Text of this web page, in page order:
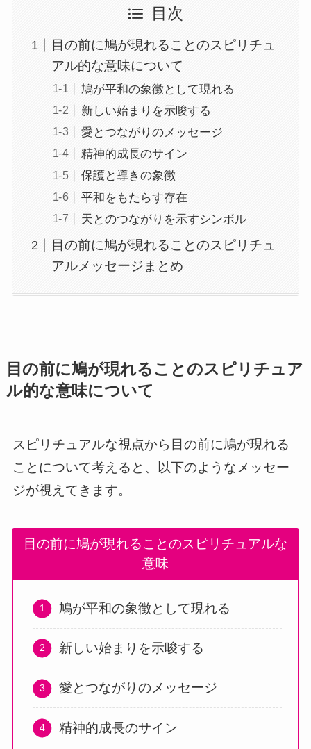
目次
目の前に鳩が現れることのスピリチュ
アル的な意味について
鳩が平和の象徴として現れる
新しい始まりを示唆する
愛とつながりのメッセージ
精神的成長のサイン
保護と導きの象徴
平和をもたらす存在
天とのつながりを示すシンボル
目の前に鳩が現れることのスピリチュ
アルメッセージまとめ
目の前に鳩が現れることのスピリチュア
ル的な意味について
スピリチュアルな視点から目の前に鳩が現れる
ことについて考えると、以下のようなメッセー
ジが視えてきます。
目の前に鳩が現れることのスピリチュアルな
意味
鳩が平和の象徴として現れる
新しい始まりを示唆する
愛とつながりのメッセージ
精神的成長のサイン